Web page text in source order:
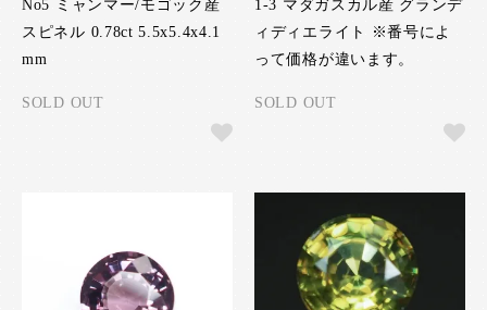
No5 ミャンマー/モゴック産
スピネル 0.78ct 5.5x5.4x4.1
mm
SOLD OUT
1-3 マダガスカル産 グランデ
ィディエライト ※番号によ
って価格が違います。
SOLD OUT